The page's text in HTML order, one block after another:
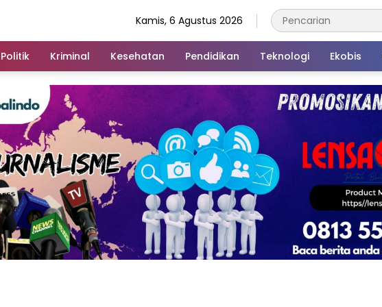
Kamis, 6 Agustus 2026
Politik Kriminal Kesehatan Pendidikan Teknologi Ekobis